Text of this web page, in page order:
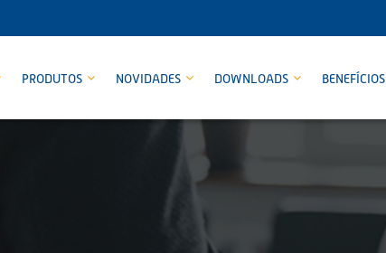
PRODUTOS NOVIDADES DOWNLOADS BENEFÍCIOS